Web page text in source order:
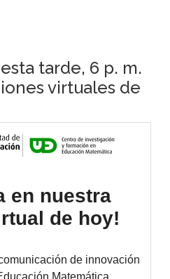
tarde, 6 p. m.
virtuales de